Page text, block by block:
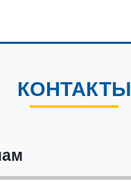
КОНТАКТЫ